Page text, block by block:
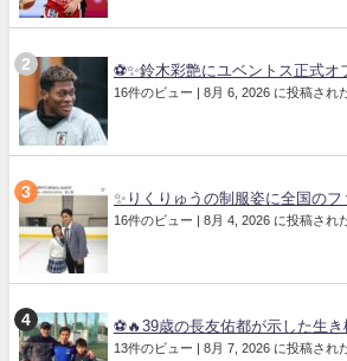
⚽✨鈴木彩艶にユベントス正式オ
16件のビュー 8月 6, 2026 に投稿され
✨りくりゅうの制服姿に全国のフ
16件のビュー 8月 4, 2026 に投稿され
⚽🔥39歳の長友佑都が示した生き
13件のビュー 8月 7, 2026 に投稿され